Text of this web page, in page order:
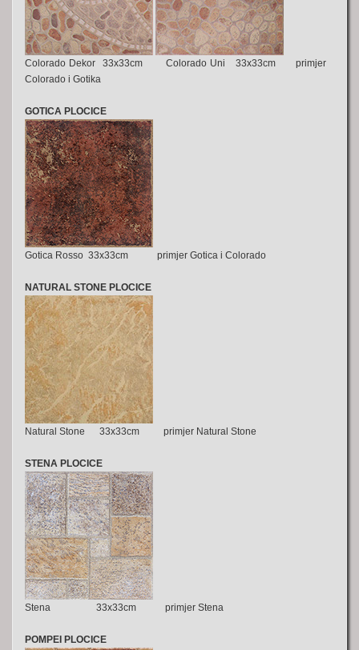
Colorado Dekor 33x33cm Colorado Uni 33x33cm primjer
Colorado i Gotika
GOTICA PLOCICE
Gotica Rosso 33x33cm primjer Gotica i Colorado
NATURAL STONE PLOCICE
Natural Stone 33x33cm primjer Natural Stone
STENA PLOCICE
Stena 33x33cm primjer Stena
POMPEI PLOCICE